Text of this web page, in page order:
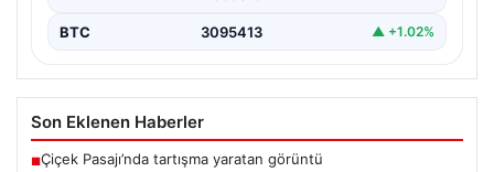
BTC 3095413 ▲ +1.02%
Son Eklenen Haberler
■Çiçek Pasajı’nda tartışma yaratan görüntü